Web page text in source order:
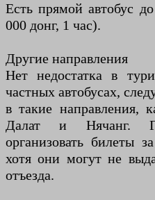
Есть прямой автобус
000 донг, 1 час).
Другие направления
Нет недостатка в
частных автобусах,
в такие направления,
Далат и Нячанг.
организовать билеты
хотя они могут не
отъезда.